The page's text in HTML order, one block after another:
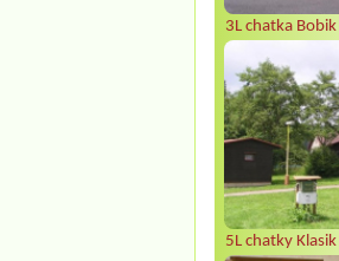
3L chatka Bobik
5L chatky Klasik